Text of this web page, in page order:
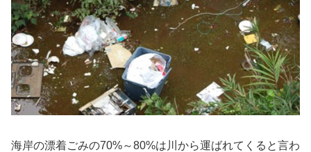
海岸の漂着ごみの70%～80%は川から運ばれてくると言わ